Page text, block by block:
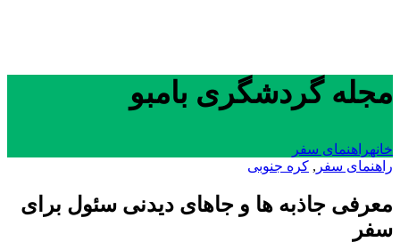
مجله گردشگری بامبو
خانهراهنمای سفر
راهنمای سفر , کره جنوبی
معرفی جاذبه‌ ها و جاهای دیدنی سئول برای
سفر